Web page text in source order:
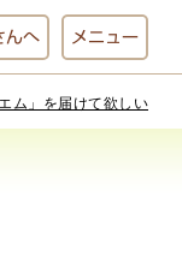
んへ メニュー
エム」を届けて欲しい